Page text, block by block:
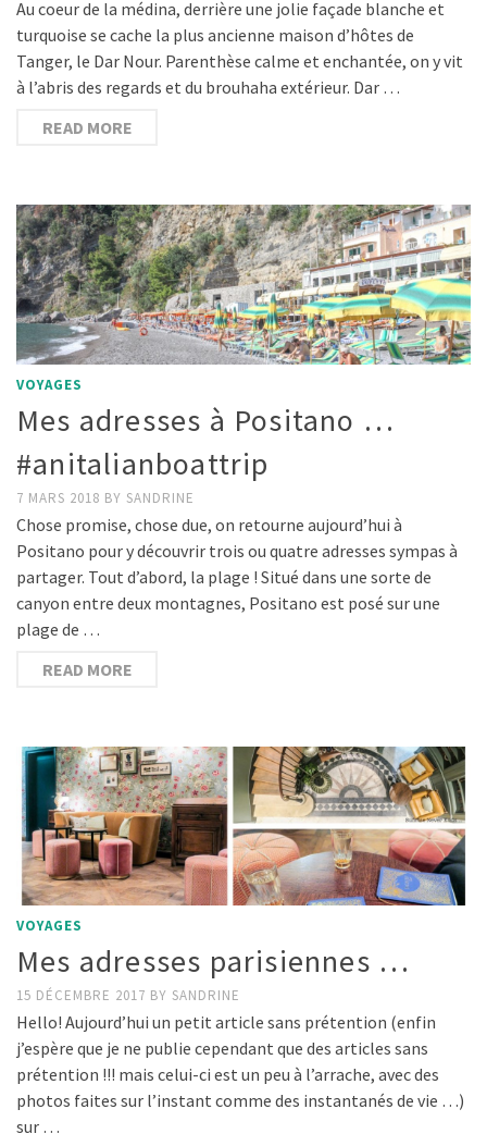
Au coeur de la médina, derrière une jolie façade blanche et
turquoise se cache la plus ancienne maison d’hôtes de
Tanger, le Dar Nour. Parenthèse calme et enchantée, on y vit
à l’abris des regards et du brouhaha extérieur. Dar …
READ MORE
VOYAGES
Mes adresses à Positano …
#anitalianboattrip
7 MARS 2018 BY SANDRINE
Chose promise, chose due, on retourne aujourd’hui à
Positano pour y découvrir trois ou quatre adresses sympas à
partager. Tout d’abord, la plage ! Situé dans une sorte de
canyon entre deux montagnes, Positano est posé sur une
plage de …
READ MORE
VOYAGES
Mes adresses parisiennes …
15 DÉCEMBRE 2017 BY SANDRINE
Hello! Aujourd’hui un petit article sans prétention (enfin
j’espère que je ne publie cependant que des articles sans
prétention !!! mais celui-ci est un peu à l’arrache, avec des
photos faites sur l’instant comme des instantanés de vie …)
sur …